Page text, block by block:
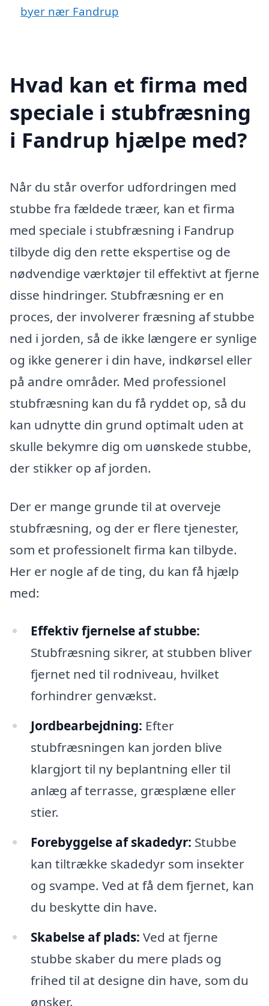
byer nær Fandrup
Hvad kan et firma med
speciale i stubfræsning
i Fandrup hjælpe med?
Når du står overfor udfordringen med
stubbe fra fældede træer, kan et firma
med speciale i stubfræsning i Fandrup
tilbyde dig den rette ekspertise og de
nødvendige værktøjer til effektivt at fjerne
disse hindringer. Stubfræsning er en
proces, der involverer fræsning af stubbe
ned i jorden, så de ikke længere er synlige
og ikke generer i din have, indkørsel eller
på andre områder. Med professionel
stubfræsning kan du få ryddet op, så du
kan udnytte din grund optimalt uden at
skulle bekymre dig om uønskede stubbe,
der stikker op af jorden.
Der er mange grunde til at overveje
stubfræsning, og der er flere tjenester,
som et professionelt firma kan tilbyde.
Her er nogle af de ting, du kan få hjælp
med:
Effektiv fjernelse af stubbe:
Stubfræsning sikrer, at stubben bliver
fjernet ned til rodniveau, hvilket
forhindrer genvækst.
Jordbearbejdning: Efter
stubfræsningen kan jorden blive
klargjort til ny beplantning eller til
anlæg af terrasse, græsplæne eller
stier.
Forebyggelse af skadedyr: Stubbe
kan tiltrække skadedyr som insekter
og svampe. Ved at få dem fjernet, kan
du beskytte din have.
Skabelse af plads: Ved at fjerne
stubbe skaber du mere plads og
frihed til at designe din have, som du
ønsker.